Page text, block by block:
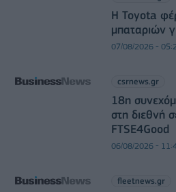
Η Toyota
μπαταριών
07/08/2026 -
csrnews.gr
18η
στη διεθνή
FTSE4Good
06/08/2026 -
fleetnews.gr